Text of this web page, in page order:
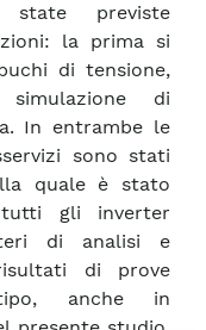
previste
la prima si
di tensione,
di
In entrambe le
sono stati
quale è stato
tutti gli inverter
di analisi e
di prove
anche in